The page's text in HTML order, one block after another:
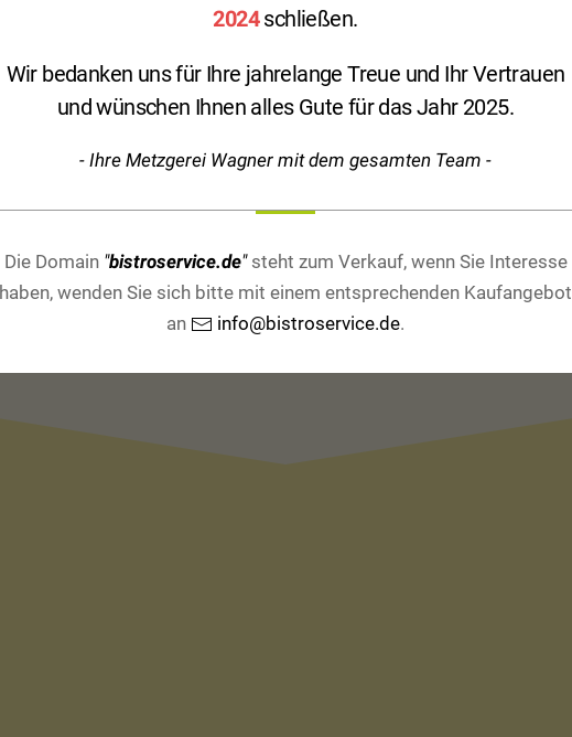
2024schließen.
Wir bedanken uns für Ihre jahrelange Treue und Ihr Vertrauen
und wünschen Ihnen alles Gute für das Jahr 2025.
- Ihre Metzgerei Wagner mit dem gesamten Team -
Die Domain "bistroservice.de"steht zum Verkauf, wenn Sie Interesse
haben, wenden Sie sich bitte mit einem entsprechenden Kaufangebot
an
info@bistroservice.de.